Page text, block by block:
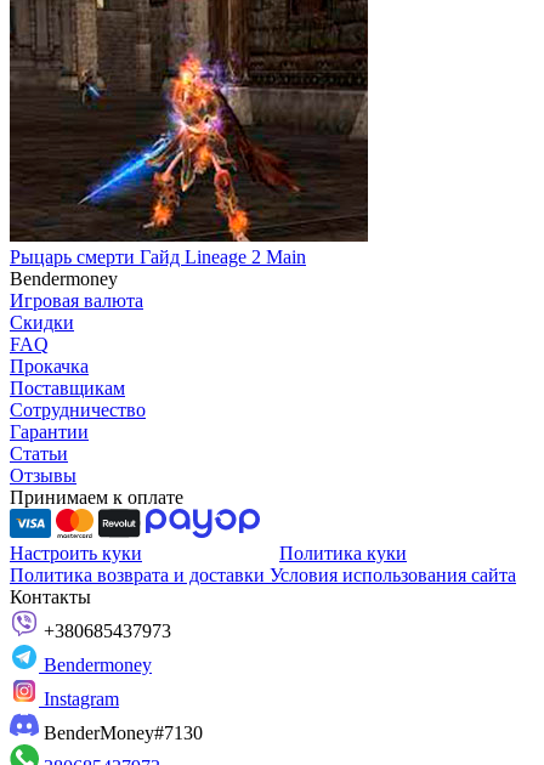
Рыцарь смерти Гайд Lineage 2 Main
Bendermoney
Игровая валюта
Скидки
FAQ
Прокачка
Поставщикам
Сотрудничество
Гарантии
Статьи
Отзывы
Принимаем к оплате
Настроить куки
Политика куки
Политика возврата и доставки Условия использования сайта
Контакты
+380685437973
Bendermoney
Instagram
BenderMoney#7130